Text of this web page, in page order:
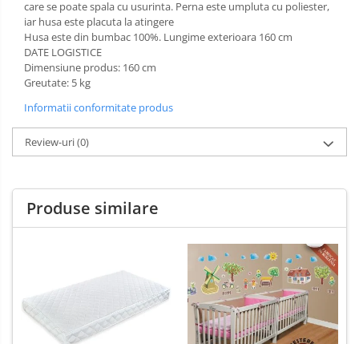
care se poate spala cu usurinta. Perna este umpluta cu poliester,
iar husa este placuta la atingere
Husa este din bumbac 100%. Lungime exterioara 160 cm
DATE LOGISTICE
Dimensiune produs: 160 cm
Greutate: 5 kg
Informatii conformitate produs
Review-uri(0)
Produse similare